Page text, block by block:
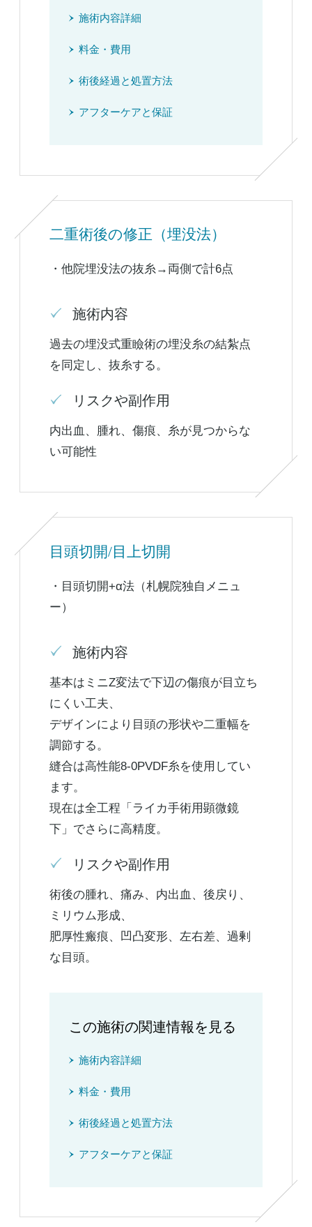
施術内容詳細
料金・費用
術後経過と処置方法
アフターケアと保証
二重術後の修正（埋没法）
・他院埋没法の抜糸→両側で計6点
施術内容
過去の埋没式重瞼術の埋没糸の結紮点
を同定し、抜糸する。
リスクや副作用
内出血、腫れ、傷痕、糸が見つからな
い可能性
目頭切開/目上切開
・目頭切開+α法（札幌院独自メニュ
ー）
施術内容
基本はミニZ変法で下辺の傷痕が目立ち
にくい工夫、
デザインにより目頭の形状や二重幅を
調節する。
縫合は高性能8-0PVDF糸を使用してい
ます。
現在は全工程「ライカ手術用顕微鏡
下」でさらに高精度。
リスクや副作用
術後の腫れ、痛み、内出血、後戻り、
ミリウム形成、
肥厚性瘢痕、凹凸変形、左右差、過剰
な目頭。
この施術の関連情報を見る
施術内容詳細
料金・費用
術後経過と処置方法
アフターケアと保証